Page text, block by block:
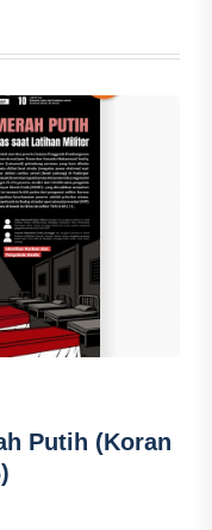
Putih (Koran